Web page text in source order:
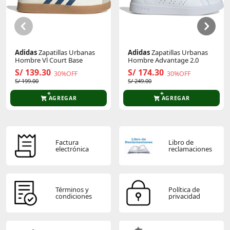
Sé el primero en comentar y acumula Puntos.
AdidasZapatillas Urbanas
Hombre Vl Court Base
S/ 139.30 30%OFF
S/ 199.00
AGREGAR
AdidasZapatillas Urbanas
Hombre Advantage 2.0
S/ 174.30 30%OFF
S/ 249.00
AGREGAR
Factura
electrónica
Libro de
reclamaciones
Términos y
condiciones
Política de
privacidad